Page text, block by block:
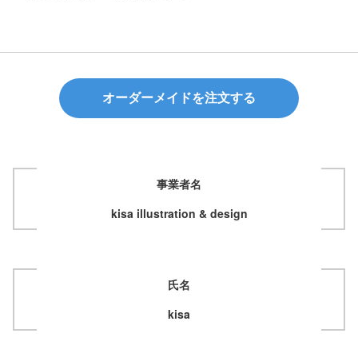
オーダーメイドを注文する
事業者名
kisa illustration & design
氏名
kisa